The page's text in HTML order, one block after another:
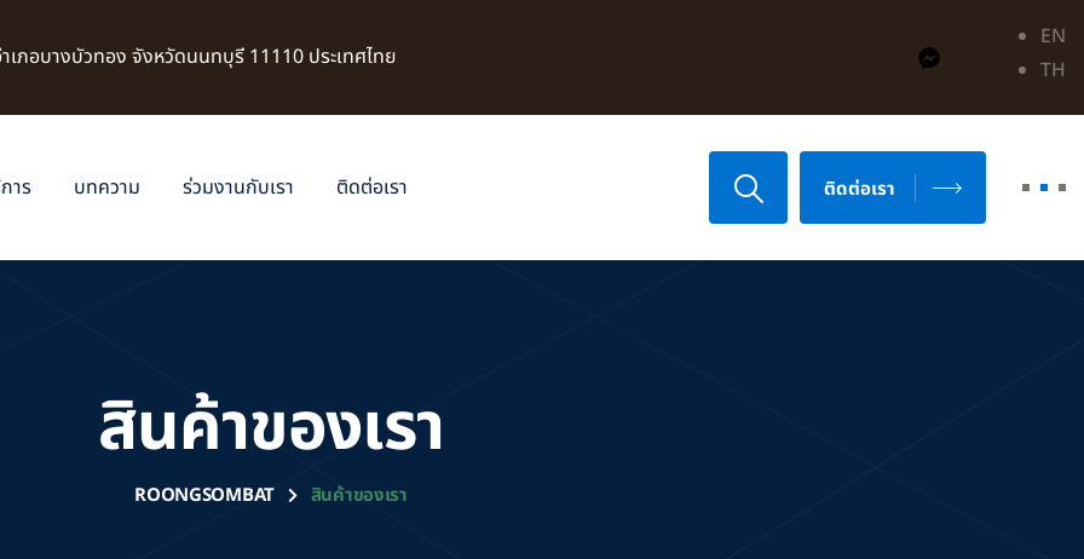
เภอบางบัวทอง จังหวัดนนทบุรี 11110 ประเทศไทย
EN
TH
าร บทความ ร่วมงานกับเรา ติดต่อเรา ติดต่อเรา
สินค้าของเรา
ROONGSOMBAT สินค้าของเรา